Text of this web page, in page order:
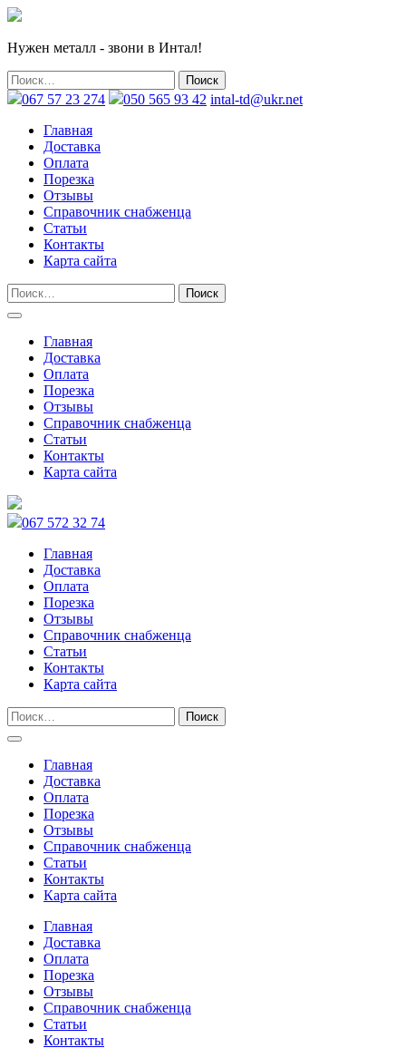
Нужен металл - звони в Интал!
067 57 23 274 050 565 93 42 intal-td@ukr.net
Главная
Доставка
Оплата
Порезка
Отзывы
Справочник снабженца
Статьи
Контакты
Карта сайта
Главная
Доставка
Оплата
Порезка
Отзывы
Справочник снабженца
Статьи
Контакты
Карта сайта
067 572 32 74
Главная
Доставка
Оплата
Порезка
Отзывы
Справочник снабженца
Статьи
Контакты
Карта сайта
Главная
Доставка
Оплата
Порезка
Отзывы
Справочник снабженца
Статьи
Контакты
Карта сайта
Главная
Доставка
Оплата
Порезка
Отзывы
Справочник снабженца
Статьи
Контакты